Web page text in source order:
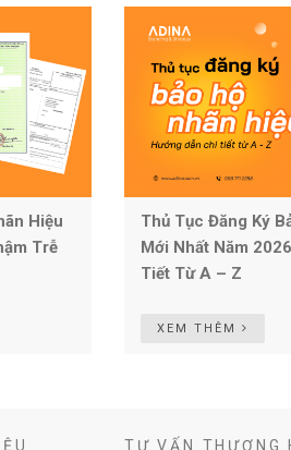
Hiệu
Trễ
Thủ Tục Đăng Ký
Mới Nhất Năm
Tiết Từ A – Z
XEM THÊM
TƯ VẤN THƯƠNG